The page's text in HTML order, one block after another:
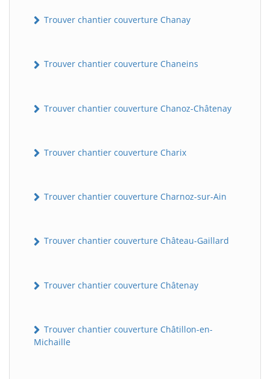
Trouver chantier couverture Chanay
Trouver chantier couverture Chaneins
Trouver chantier couverture Chanoz-Châtenay
Trouver chantier couverture Charix
Trouver chantier couverture Charnoz-sur-Ain
Trouver chantier couverture Château-Gaillard
Trouver chantier couverture Châtenay
Trouver chantier couverture Châtillon-en-
Michaille